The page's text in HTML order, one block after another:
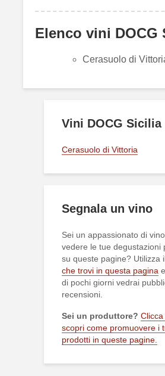
Elenco vini DOCG
Cerasuolo di
Vini DOCG Sicilia
Cerasuolo di Vittoria
Segnala un vino
Sei un appassionato di
vedere le tue degustazioni
su queste pagine? Utilizza
che trovi in questa pagina
di pochi giorni vedrai
recensioni.
Sei un produttore?
scopri come promuovere i
prodotti in queste pagine.